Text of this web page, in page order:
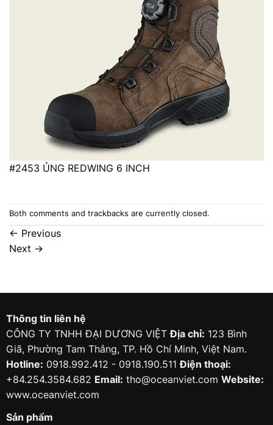
#2453 ỦNG REDWING 6 INCH
Both comments and trackbacks are currently closed.
← Previous
Next →
Thông tin liên hệ
CÔNG TY TNHH ĐẠI DƯƠNG VIỆTĐịa chỉ: 123 Bình
Giã, Phường Tam Thắng, TP. Hồ Chí Minh, Việt Nam.
Hotline: 0918.992.412 - 0918.190.511Điện thoại:
+84.254.3584.682 Email: tho@oceanviet.com Website:
www.oceanviet.com
Sản phẩm